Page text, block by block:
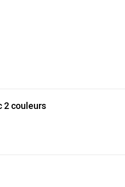
2 couleurs